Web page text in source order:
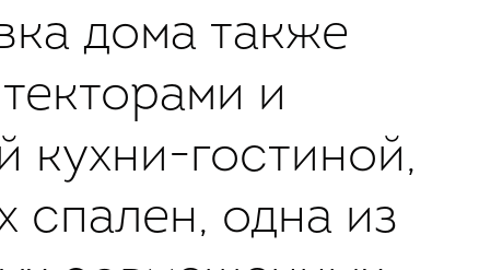
дома также
и
кухни-гостиной,
спален, одна из